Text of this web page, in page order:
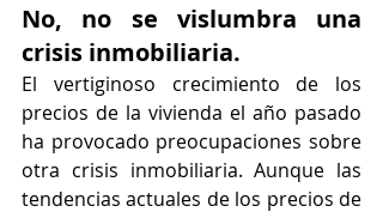
No, no se vislumbra una
crisis inmobiliaria.
El vertiginoso crecimiento de los
precios de la vivienda el año pasado
ha provocado preocupaciones sobre
otra crisis inmobiliaria. Aunque las
tendencias actuales de los precios de